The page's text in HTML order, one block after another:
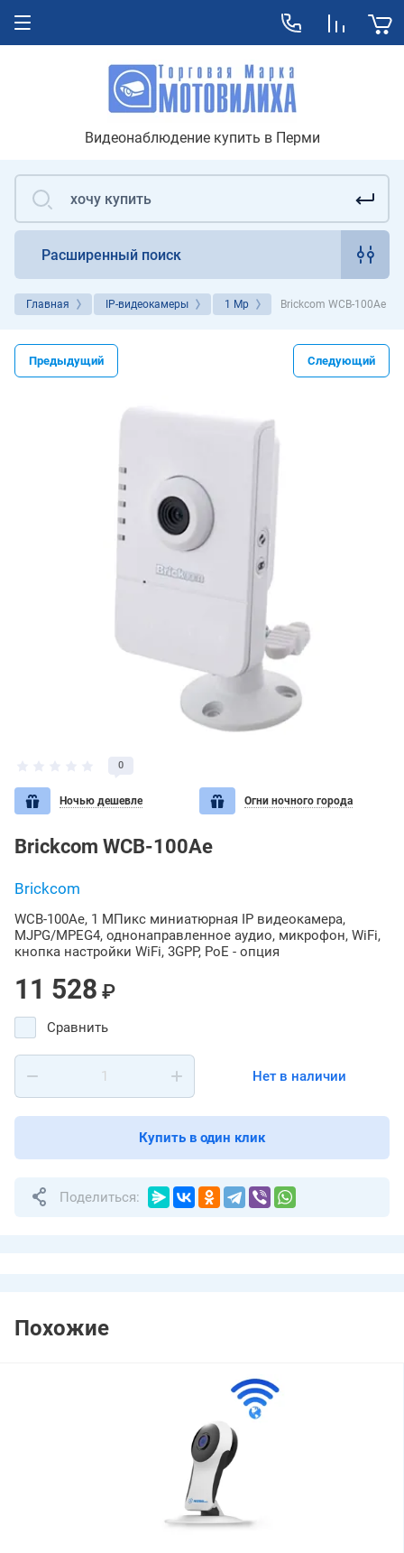
Видеонаблюдение купить в Перми
Расширенный поиск
Главная IP-видеокамеры 1 Mp Brickcom WCB-100Ae
Предыдущий Следующий
0
Ночью дешевле Огни ночного города
Brickcom WCB-100Ae
Brickcom
WCB-100Ae, 1 МПикс миниатюрная IP видеокамера,
MJPG/MPEG4, однонаправленное аудио, микрофон, WiFi,
кнопка настройки WiFi, 3GPP, PoE - опция
11 528 ₽
Сравнить
Нет в наличии
Купить в один клик
Поделиться:
Похожие